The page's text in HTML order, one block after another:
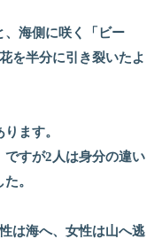
、海側に咲く「ビー
を半分に引き裂いたよ
ます。
すが2人は身分の違い
。
は海へ、女性は山へ逃